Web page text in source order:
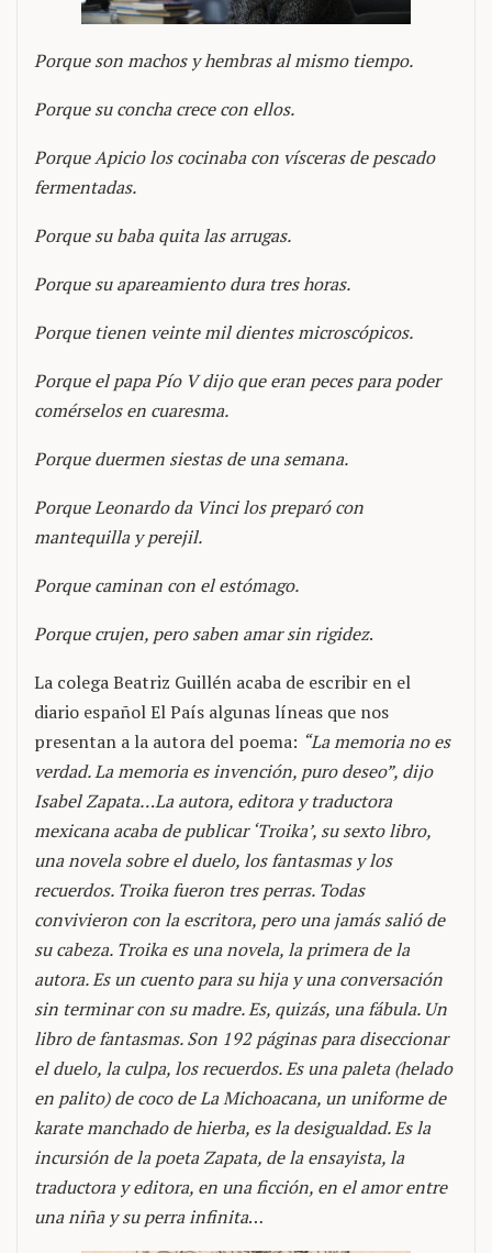
Porque son machos y hembras al mismo tiempo.
Porque su concha crece con ellos.
Porque Apicio los cocinaba con vísceras de pescado
fermentadas.
Porque su baba quita las arrugas.
Porque su apareamiento dura tres horas.
Porque tienen veinte mil dientes microscópicos.
Porque el papa Pío V dijo que eran peces para poder
comérselos en cuaresma.
Porque duermen siestas de una semana.
Porque Leonardo da Vinci los preparó con
mantequilla y perejil.
Porque caminan con el estómago.
Porque crujen, pero saben amar sin rigidez.
La colega Beatriz Guillén acaba de escribir en el
diario español El País algunas líneas que nos
presentan a la autora del poema: “La memoria no es
verdad. La memoria es invención, puro deseo”, dijo
Isabel Zapata…La autora, editora y traductora
mexicana acaba de publicar ‘Troika’, su sexto libro,
una novela sobre el duelo, los fantasmas y los
recuerdos. Troika fueron tres perras. Todas
convivieron con la escritora, pero una jamás salió de
su cabeza. Troika es una novela, la primera de la
autora. Es un cuento para su hija y una conversación
sin terminar con su madre. Es, quizás, una fábula. Un
libro de fantasmas. Son 192 páginas para diseccionar
el duelo, la culpa, los recuerdos. Es una paleta (helado
en palito) de coco de La Michoacana, un uniforme de
karate manchado de hierba, es la desigualdad. Es la
incursión de la poeta Zapata, de la ensayista, la
traductora y editora, en una ficción, en el amor entre
una niña y su perra infinita…